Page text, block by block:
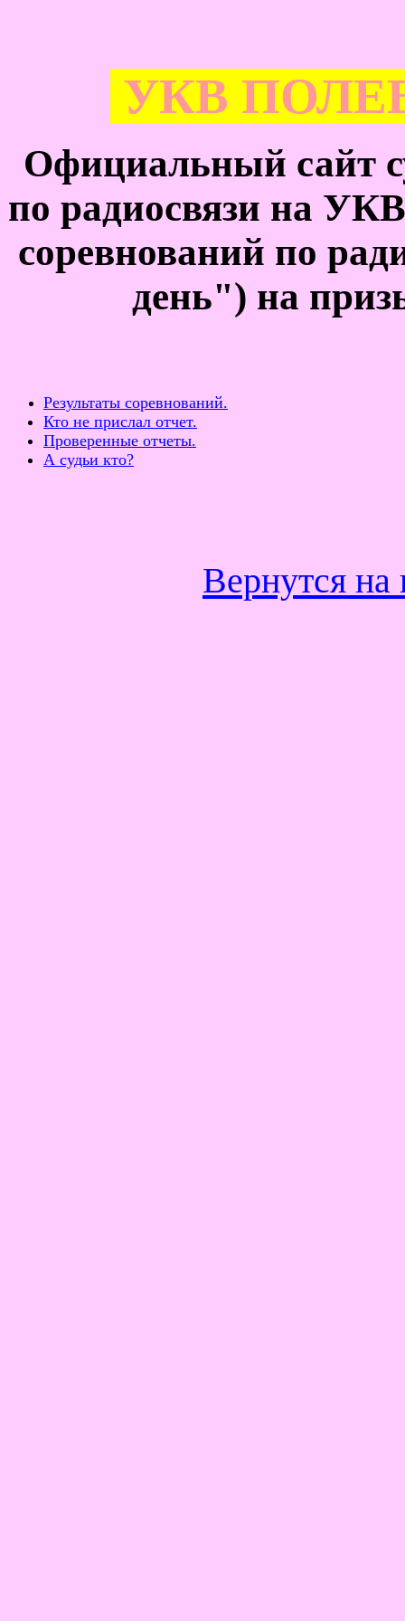
УКВ
Официальный сайт
по радиосвязи на
соревнований по
день") на
Результаты соревнований.
Кто не прислал отчет.
Проверенные отчеты.
А судьи кто?
Вернутся на